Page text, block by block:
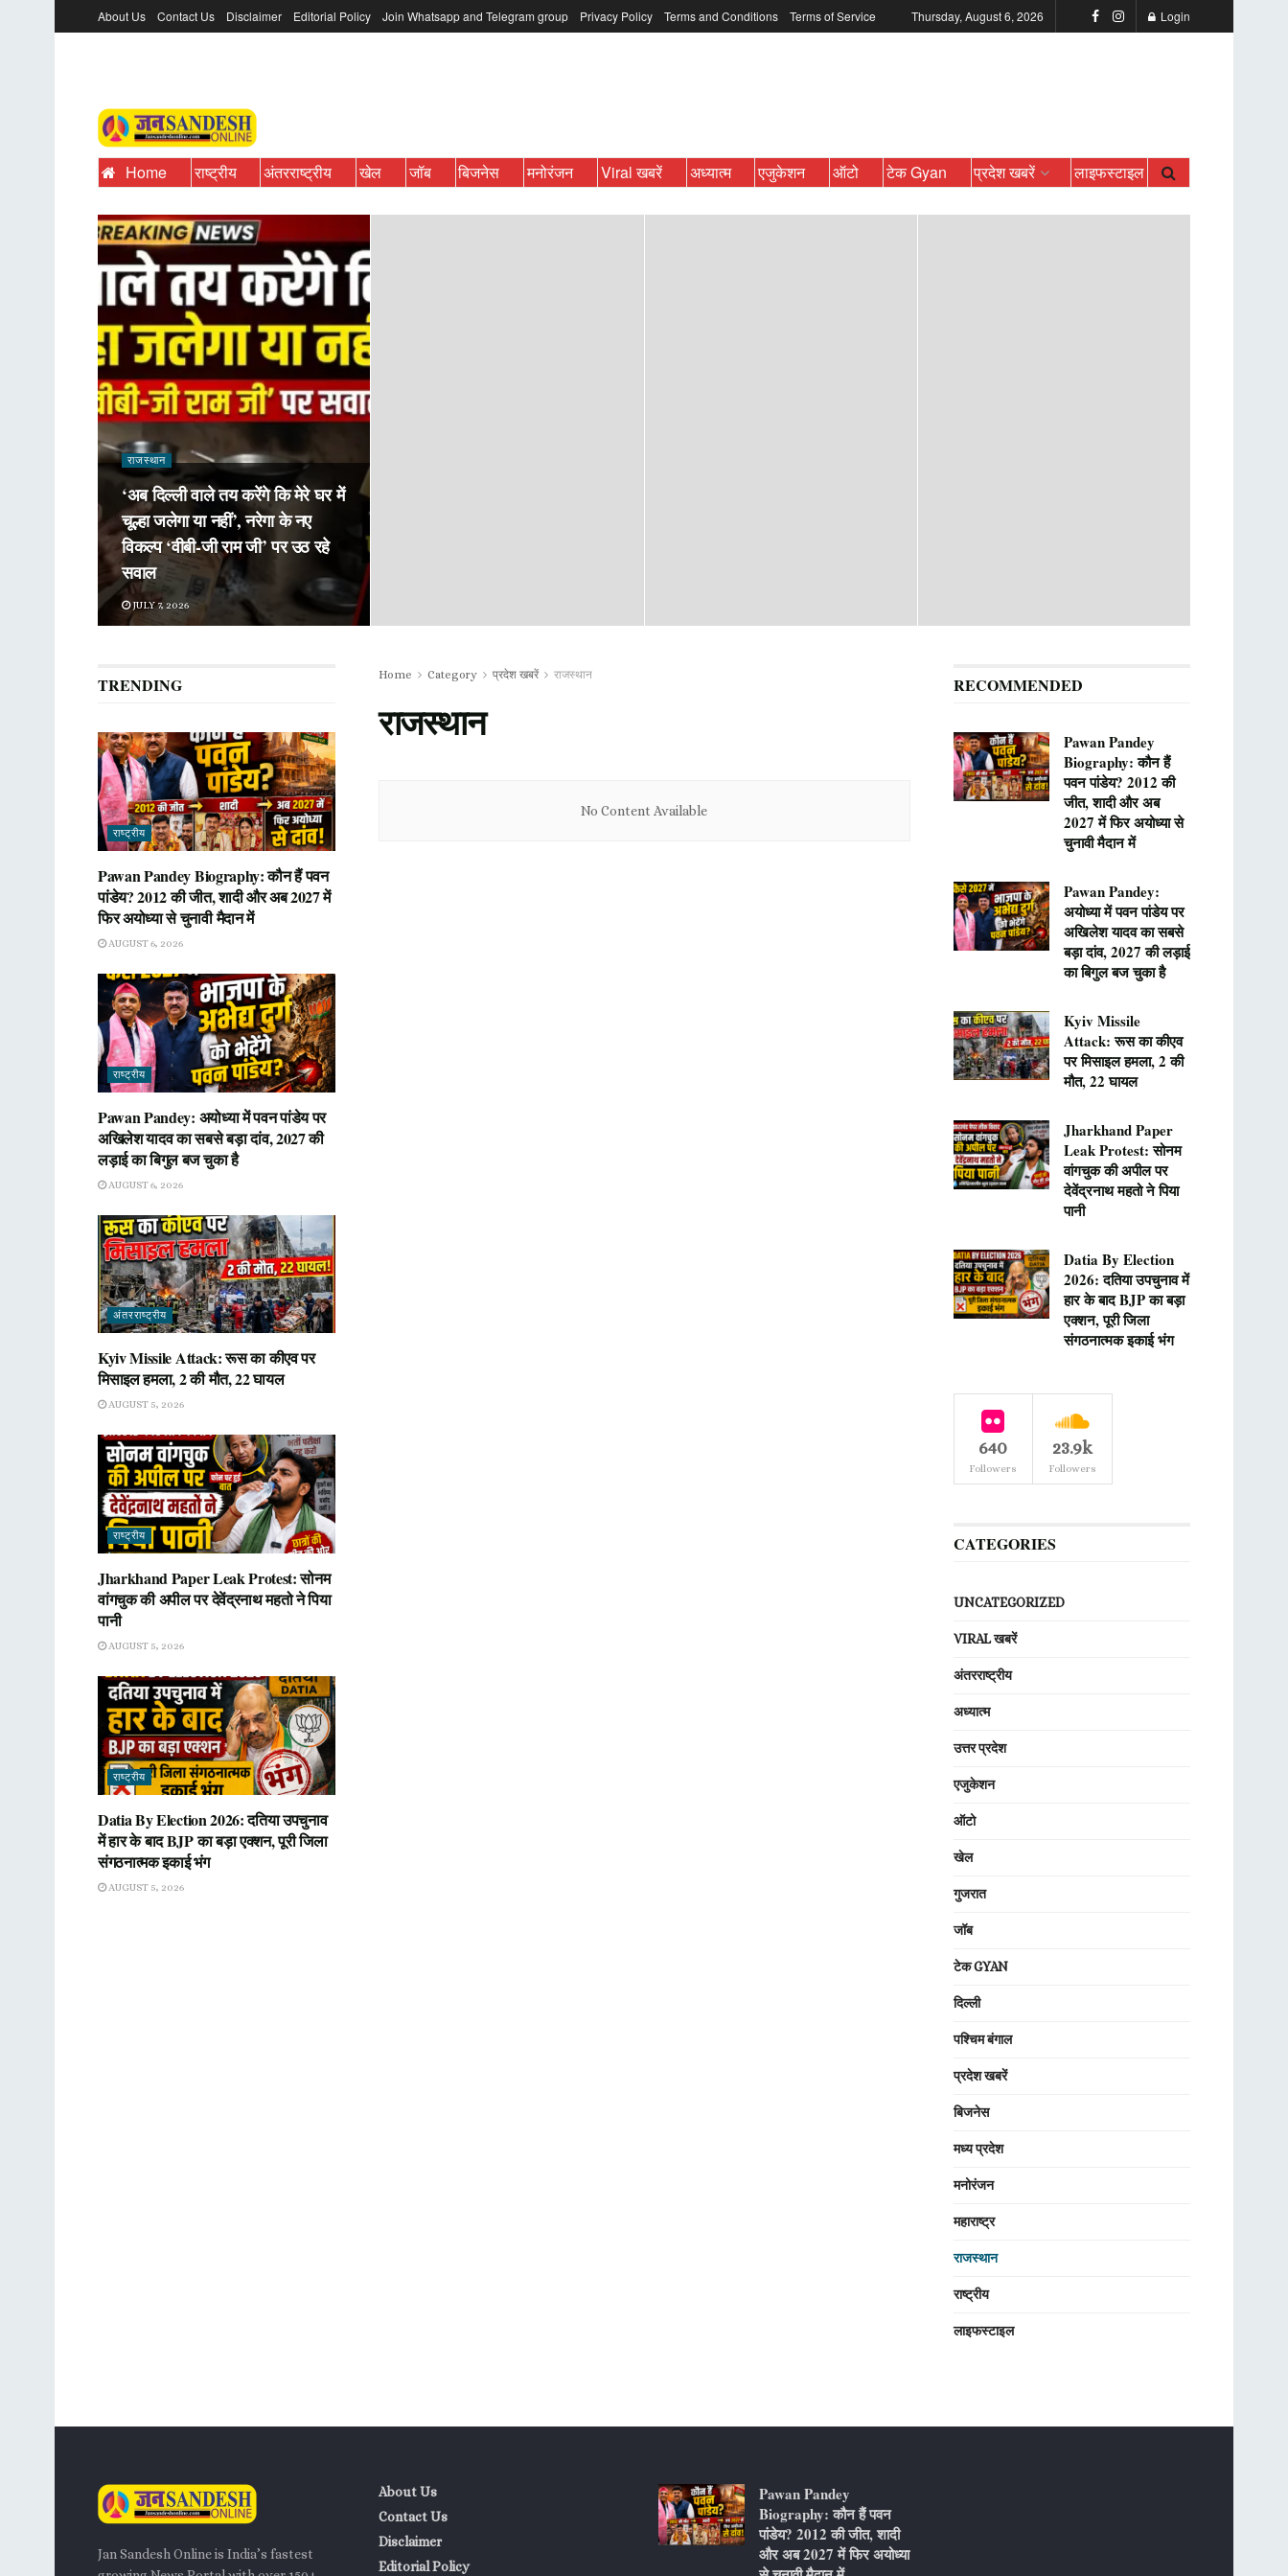
About Us Contact Us Disclaimer Editorial Policy Join Whatsapp and Telegram group Privacy Policy Terms and Conditions Terms of Service Thursday, August 6, 2026 Login
Home राष्ट्रीय अंतरराष्ट्रीय खेल जॉब बिजनेस मनोरंजन Viral खबरें अध्यात्म एजुकेशन ऑटो टेक Gyan प्रदेश खबरें लाइफस्टाइल
राजस्थान
‘अब दिल्ली वाले तय करेंगे कि मेरे घर में
चूल्हा जलेगा या नहीं’, नरेगा के नए
विकल्प ‘वीबी-जी राम जी’ पर उठ रहे
सवाल
JULY 7, 2026
Home Category प्रदेश खबरें राजस्थान
राजस्थान
No Content Available
TRENDING
राष्ट्रीय
Pawan Pandey Biography: कौन हैं पवन
पांडेय? 2012 की जीत, शादी और अब 2027 में
फिर अयोध्या से चुनावी मैदान में
AUGUST 6, 2026
राष्ट्रीय
Pawan Pandey: अयोध्या में पवन पांडेय पर
अखिलेश यादव का सबसे बड़ा दांव, 2027 की
लड़ाई का बिगुल बज चुका है
AUGUST 6, 2026
अंतरराष्ट्रीय
Kyiv Missile Attack: रूस का कीएव पर
मिसाइल हमला, 2 की मौत, 22 घायल
AUGUST 5, 2026
राष्ट्रीय
Jharkhand Paper Leak Protest: सोनम
वांगचुक की अपील पर देवेंद्रनाथ महतो ने पिया
पानी
AUGUST 5, 2026
राष्ट्रीय
Datia By Election 2026: दतिया उपचुनाव
में हार के बाद BJP का बड़ा एक्शन, पूरी जिला
संगठनात्मक इकाई भंग
AUGUST 5, 2026
RECOMMENDED
Pawan Pandey
Biography: कौन हैं
पवन पांडेय? 2012 की
जीत, शादी और अब
2027 में फिर अयोध्या से
चुनावी मैदान में
Pawan Pandey:
अयोध्या में पवन पांडेय पर
अखिलेश यादव का सबसे
बड़ा दांव, 2027 की लड़ाई
का बिगुल बज चुका है
Kyiv Missile
Attack: रूस का कीएव
पर मिसाइल हमला, 2 की
मौत, 22 घायल
Jharkhand Paper
Leak Protest: सोनम
वांगचुक की अपील पर
देवेंद्रनाथ महतो ने पिया
पानी
Datia By Election
2026: दतिया उपचुनाव में
हार के बाद BJP का बड़ा
एक्शन, पूरी जिला
संगठनात्मक इकाई भंग
640
Followers
23.9k
Followers
CATEGORIES
UNCATEGORIZED
VIRAL खबरें
अंतरराष्ट्रीय
अध्यात्म
उत्तर प्रदेश
एजुकेशन
ऑटो
खेल
गुजरात
जॉब
टेक GYAN
दिल्ली
पश्चिम बंगाल
प्रदेश खबरें
बिजनेस
मध्य प्रदेश
मनोरंजन
महाराष्ट्र
राजस्थान
राष्ट्रीय
लाइफस्टाइल
Jan Sandesh Online is India’s fastest
About Us
Contact Us
Disclaimer
Editorial Policy
Pawan Pandey
Biography: कौन हैं पवन
पांडेय? 2012 की जीत, शादी
और अब 2027 में फिर अयोध्या